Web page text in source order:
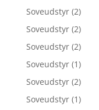
Soveudstyr (2)
Soveudstyr (2)
Soveudstyr (2)
Soveudstyr (1)
Soveudstyr (2)
Soveudstyr (1)